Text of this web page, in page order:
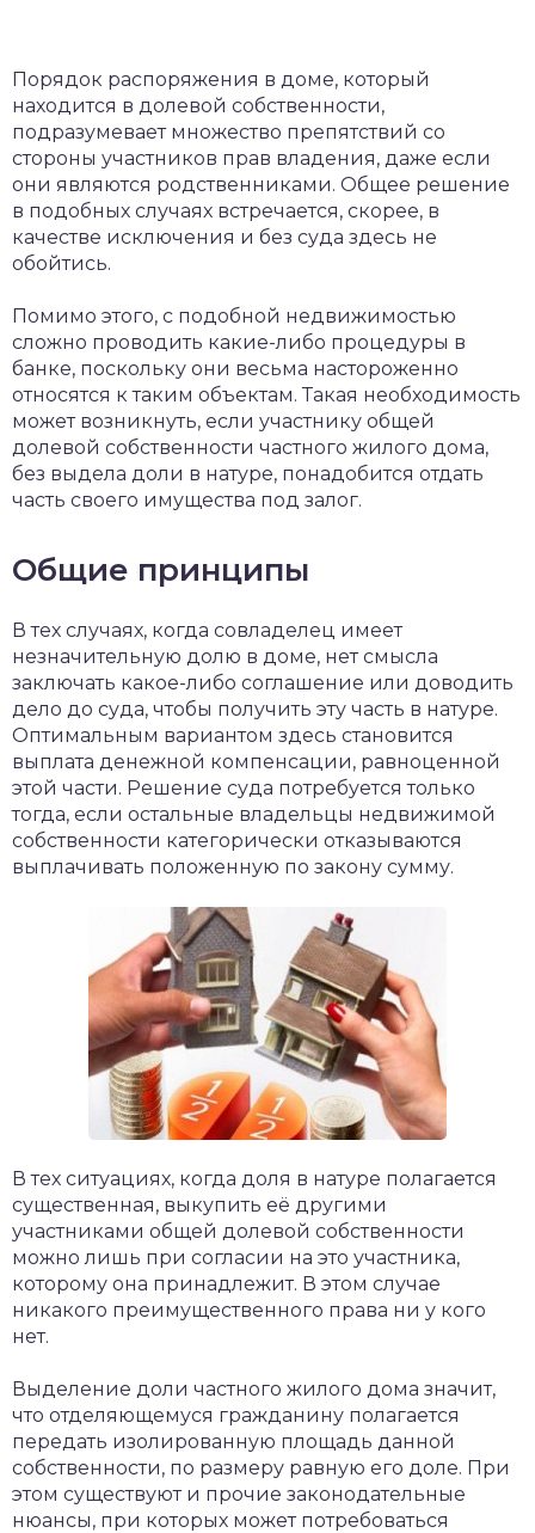
Порядок распоряжения в доме, который
находится в долевой собственности,
подразумевает множество препятствий со
стороны участников прав владения, даже если
они являются родственниками. Общее решение
в подобных случаях встречается, скорее, в
качестве исключения и без суда здесь не
обойтись.
Помимо этого, с подобной недвижимостью
сложно проводить какие-либо процедуры в
банке, поскольку они весьма настороженно
относятся к таким объектам. Такая необходимость
может возникнуть, если участнику общей
долевой собственности частного жилого дома,
без выдела доли в натуре, понадобится отдать
часть своего имущества под залог.
Общие принципы
В тех случаях, когда совладелец имеет
незначительную долю в доме, нет смысла
заключать какое-либо соглашение или доводить
дело до суда, чтобы получить эту часть в натуре.
Оптимальным вариантом здесь становится
выплата денежной компенсации, равноценной
этой части. Решение суда потребуется только
тогда, если остальные владельцы недвижимой
собственности категорически отказываются
выплачивать положенную по закону сумму.
В тех ситуациях, когда доля в натуре полагается
существенная, выкупить её другими
участниками общей долевой собственности
можно лишь при согласии на это участника,
которому она принадлежит. В этом случае
никакого преимущественного права ни у кого
нет.
Выделение доли частного жилого дома значит,
что отделяющемуся гражданину полагается
передать изолированную площадь данной
собственности, по размеру равную его доле. При
этом существуют и прочие законодательные
нюансы, при которых может потребоваться